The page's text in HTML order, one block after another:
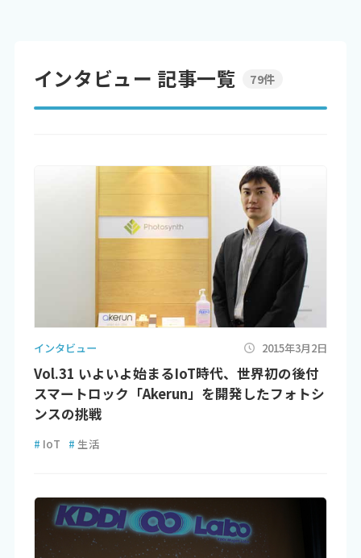
インタビュー 記事一覧 79件
インタビュー 2015年3月2日
Vol.31 いよいよ始まるIoT時代、世界初の後付
スマートロック「Akerun」を開発したフォトシ
ンスの挑戦
# IoT # 生活